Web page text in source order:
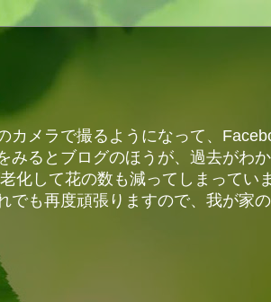
メラで撮るようになって、
みるとブログのほうが、過去がわ
化して花の数も減ってしまってい
でも再度頑張りますので、我が家